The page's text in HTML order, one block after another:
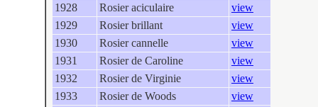
1928
Rosier aciculaire
view
1929
Rosier brillant
view
1930
Rosier cannelle
view
1931
Rosier de Caroline
view
1932
Rosier de Virginie
view
1933
Rosier de Woods
view